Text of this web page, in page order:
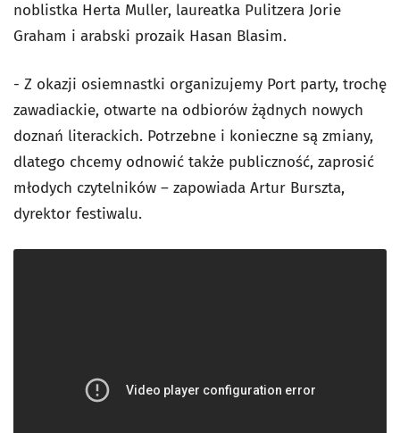
noblistka Herta Muller, laureatka Pulitzera Jorie
Graham i arabski prozaik Hasan Blasim.
- Z okazji osiemnastki organizujemy Port party, trochę
zawadiackie, otwarte na odbiorów żądnych nowych
doznań literackich. Potrzebne i konieczne są zmiany,
dlatego chcemy odnowić także publiczność, zaprosić
młodych czytelników – zapowiada Artur Burszta,
dyrektor festiwalu.